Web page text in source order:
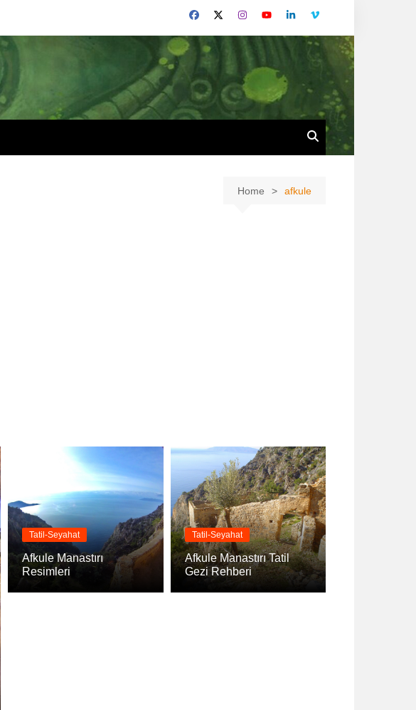
Home afkule
Tatil-Seyahat
Afkule Manastırı
Resimleri
Tatil-Seyahat
Afkule Manastırı Tatil
Gezi Rehberi